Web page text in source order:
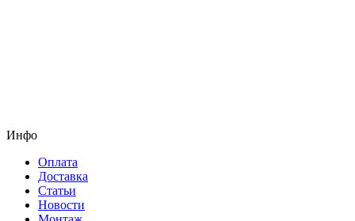
Инфо
Оплата
Доставка
Статьи
Новости